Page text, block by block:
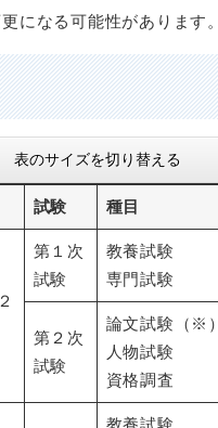
になる可能性があります。
表のサイズを切り替える
試験 種目
第１次
試験
教養試験
専門試験
第２次
試験
論文試験（※）
人物試験
資格調査